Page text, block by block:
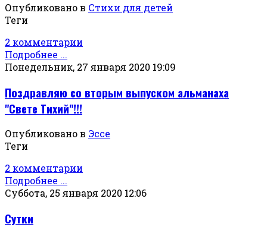
Опубликовано в Стихи для детей
Теги
2 комментарии
Подробнее ...
Понедельник, 27 января 2020 19:09
Поздравляю со вторым выпуском альманаха
"Свете Тихий"!!!
Опубликовано в Эссе
Теги
2 комментарии
Подробнее ...
Суббота, 25 января 2020 12:06
Сутки